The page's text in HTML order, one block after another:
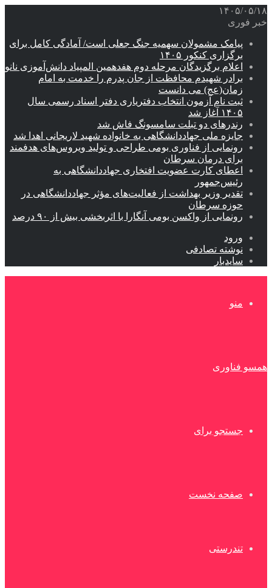
۱۴۰۵/۰۵/۱۸
خبر فوری
پیامک مشمولان سهمیه جنگ جعلی است/ آمادگی کامل برای
برگزاری کنکور ۱۴۰۵
اعلام برگزیدگان مرحله دوم هفدهمین المپیاد دانش‌آموزی نانو
برادر شهیدم محافظت از جان پدرم را خدمت به امام
زمان(عج) می دانست
ثبت نام آزمون انتخاب دفتریاری دفتر اسناد رسمی سال
۱۴۰۵ آغاز شد
رندرهای دو تبلت سامسونگ فاش شد
جایزه ملی جهاددانشگاهی به خانواده شهید لاریجانی اهدا شد
رونمایی از فناوری بومی طراحی و تولید ویروس‌های هدفمند
برای درمان سرطان
اعطای کارت عضویت افتخاری جهاددانشگاهی به
رئیس‌جمهور
تقدیر وزیر بهداشت از فعالیت‌های مؤثر جهاددانشگاهی در
حوزه سرطان
رونمایی از واکسن بومی آنگارا با اثربخشی بیش از ۹۰ درصد
ورود
نوشته تصادفی
سایدبار
منو
همسو فناوری
جستجو برای
صفحه نخست
تندرستی